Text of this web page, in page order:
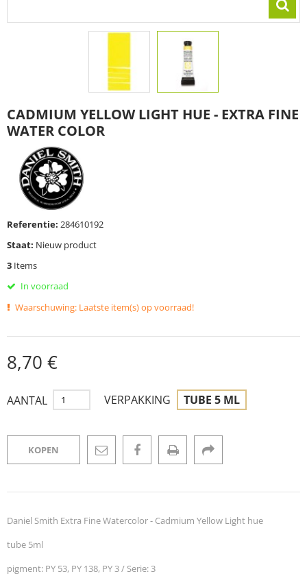
CADMIUM YELLOW LIGHT HUE - EXTRA FINE
WATER COLOR
Referentie: 284610192
Staat: Nieuw product
3 Items
In voorraad
Waarschuwing: Laatste item(s) op voorraad!
8,70 €
AANTAL VERPAKKING TUBE 5 ML
KOPEN
Daniel Smith Extra Fine Watercolor - Cadmium Yellow Light hue
tube 5ml
pigment: PY 53, PY 138, PY 3 / Serie: 3